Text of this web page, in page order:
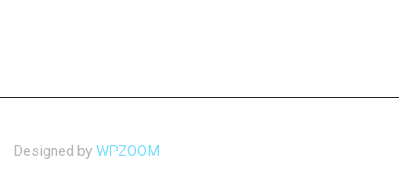
Designed by WPZOOM